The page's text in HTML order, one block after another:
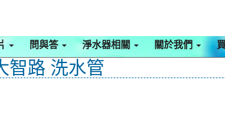
問與答 淨水器相關 關於我們
智路 洗水管